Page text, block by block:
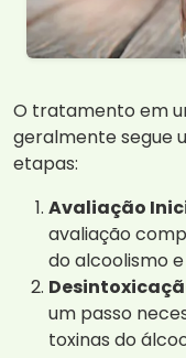
O tratamento em
geralmente segue
etapas:
Avaliação
avaliação
do alcoolismo
um passo
toxinas do